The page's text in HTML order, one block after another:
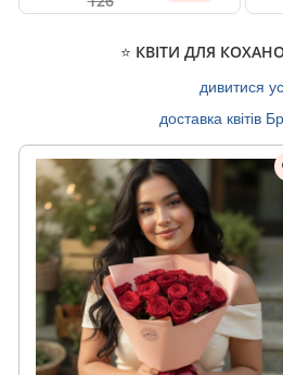
⭐ КВІТИ ДЛЯ
дивитися
доставка квітів